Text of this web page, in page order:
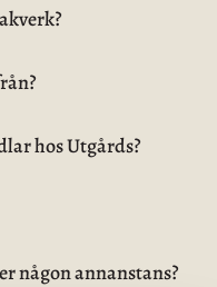
hos Utgårds?
någon annanstans?